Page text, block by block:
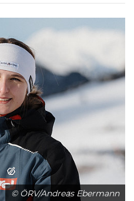
© ÖRV/Andreas Ebermann